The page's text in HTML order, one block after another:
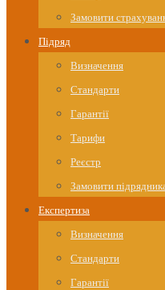
Замовити
Підряд
Визначення
Стандарти
Гарантії
Тарифи
Реєстр
Замовити
Експертиза
Визначення
Стандарти
Гарантії